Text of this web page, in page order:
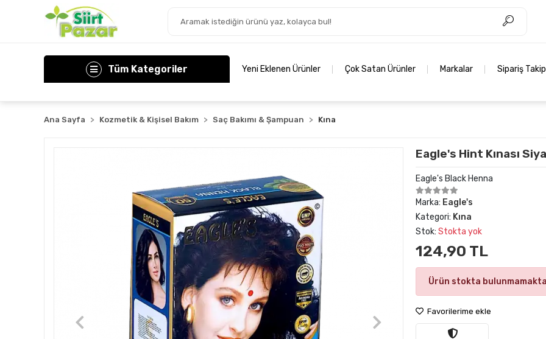
Tüm Kategoriler Yeni Eklenen Ürünler Çok Satan Ürünler Markalar Sipariş Takip
Ana Sayfa Kozmetik & Kişisel Bakım Saç Bakımı & Şampuan Kına
Eagle's Hint Kınası
Eagle's Black Henna
Marka: Eagle's
Kategori: Kına
Stok: Stokta yok
124,90 TL
Ürün stokta
Favorilerime ekle